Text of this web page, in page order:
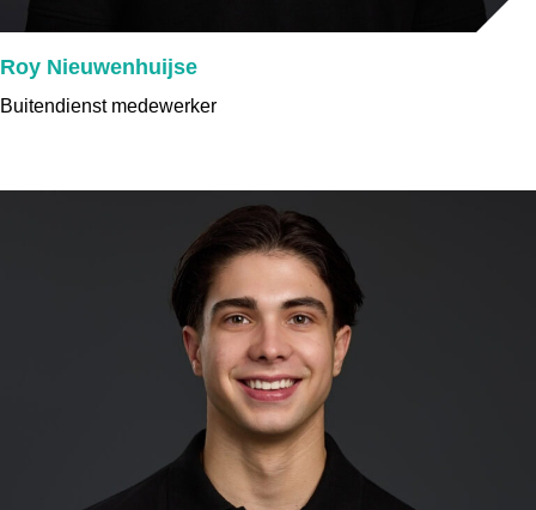
Roy Nieuwenhuijse
Buitendienst medewerker